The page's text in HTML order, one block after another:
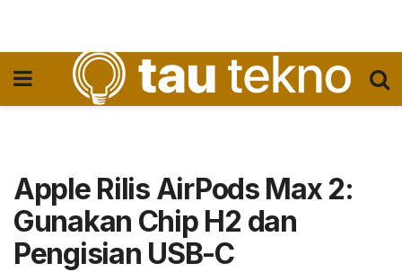
Apple Rilis AirPods Max 2:
Gunakan Chip H2 dan
Pengisian USB-C